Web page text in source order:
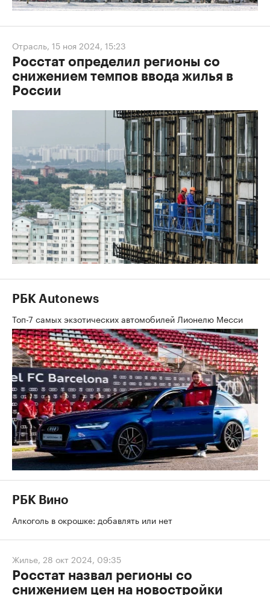
Отрасль, 15 ноя 2024, 15:23
Росстат определил регионы со
снижением темпов ввода жилья в
России
РБК Autonews
Топ-7 самых экзотических автомобилей Лионелю Месси
РБК Вино
Алкоголь в окрошке: добавлять или нет